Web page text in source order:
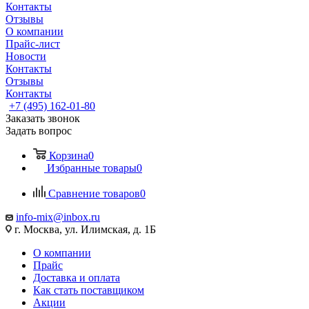
Контакты
Отзывы
О компании
Прайс-лист
Новости
Контакты
Отзывы
Контакты
+7 (495) 162-01-80
Заказать звонок
Задать вопрос
Корзина0
Избранные товары0
Сравнение товаров0
info-mix@inbox.ru
г. Москва, ул. Илимская, д. 1Б
О компании
Прайс
Доставка и оплата
Как стать поставщиком
Акции